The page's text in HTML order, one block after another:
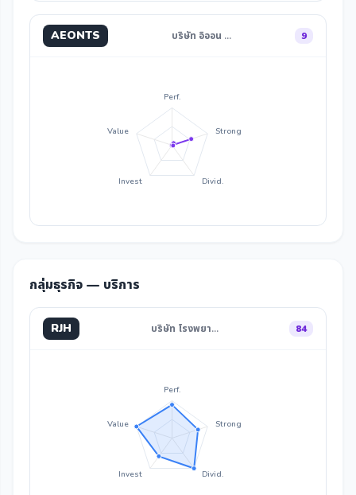
AEONTS บริษัท อิออน … 9
Perf.
Strong
Divid.
Invest
Value
กลุ่มธุรกิจ — บริการ
RJH บริษัท โรงพยา… 84
Perf.
Strong
Divid.
Invest
Value